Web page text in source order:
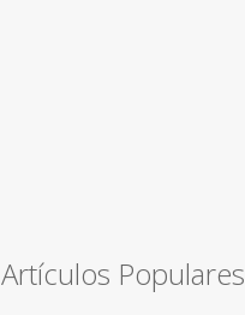
Artículos Populares